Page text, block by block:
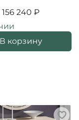
156 240 ₽
В корзину